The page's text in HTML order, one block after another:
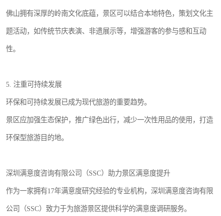
佛山拥有深厚的岭南文化底蕴，景区可以结合本地特色，策划文化主
题活动，如传统节庆表演、非遗展示等，增强游客的参与感和互动
性。
5. 注重可持续发展
环保和可持续发展已成为现代旅游的重要趋势。
景区应加强生态保护，推广绿色出行，减少一次性用品的使用，打造
环保型旅游目的地。
深圳满意度咨询有限公司（SSC）助力景区满意度提升
作为一家拥有17年满意度研究经验的专业机构，深圳满意度咨询有限
公司（SSC）致力于为旅游景区提供科学的满意度调研服务。